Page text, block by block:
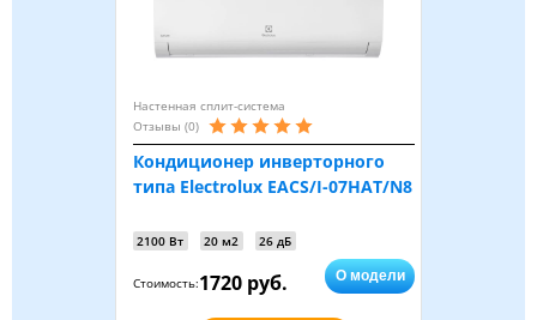
Настенная сплит-система
Отзывы (0)
Кондиционер инверторного
типа Electrolux EACS/I-07HAT/N8
2100 Вт 20 м2 26 дБ
Стоимость:1720 руб. О модели